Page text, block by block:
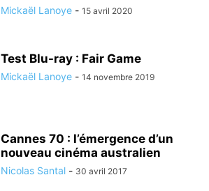
Mickaël Lanoye - 15 avril 2020
Test Blu-ray : Fair Game
Mickaël Lanoye - 14 novembre 2019
Cannes 70 : l’émergence d’un
nouveau cinéma australien
Nicolas Santal - 30 avril 2017